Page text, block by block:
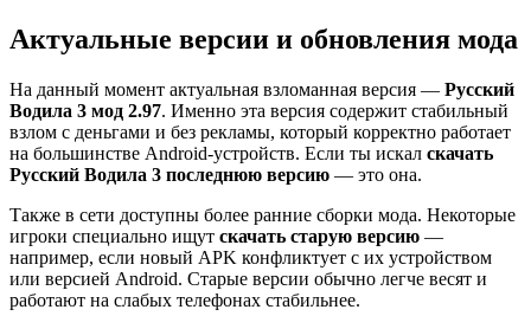
Актуальные версии и обновления мода
На данный момент актуальная взломанная версия — Русский
Водила 3 мод 2.97. Именно эта версия содержит стабильный
взлом с деньгами и без рекламы, который корректно работает
на большинстве Android-устройств. Если ты искал скачать
Русский Водила 3 последнюю версию — это она.
Также в сети доступны более ранние сборки мода. Некоторые
игроки специально ищут скачать старую версию —
например, если новый APK конфликтует с их устройством
или версией Android. Старые версии обычно легче весят и
работают на слабых телефонах стабильнее.